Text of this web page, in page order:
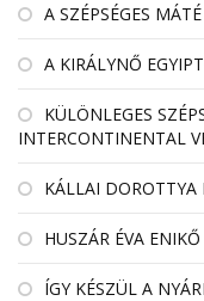
A SZÉPSÉGES
A KIRÁLYNŐ
KÜLÖNLEGES
INTERCONTINENTAL
KÁLLAI DOROTTYA
HUSZÁR ÉVA
ÍGY KÉSZÜL A